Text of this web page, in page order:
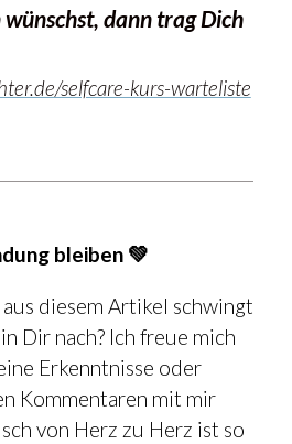
dann trag Dich
selfcare-kurs-warteliste
bleiben 💚
diesem Artikel schwingt
Dir nach? Ich freue mich
Erkenntnisse oder
Kommentaren mit mir
von Herz zu Herz ist so